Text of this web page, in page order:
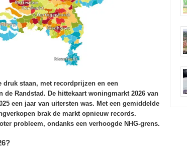
staan, met recordprijzen en een
Randstad. De hittekaart woningmarkt 2026 van
een jaar van uitersten was. Met een gemiddelde
brak de markt opnieuw records.
probleem, ondanks een verhoogde NHG-grens.